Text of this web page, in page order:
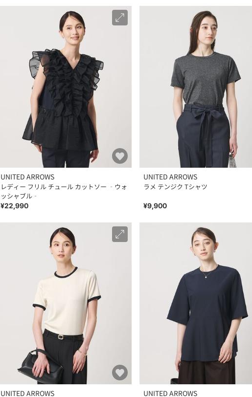
UNITED ARROWS
レディー フリル チュール カットソー ‐ウォ
ッシャブル‐
¥22,990
UNITED ARROWS
ラメ テンジク Tシャツ
¥9,900
UNITED ARROWS UNITED ARROWS